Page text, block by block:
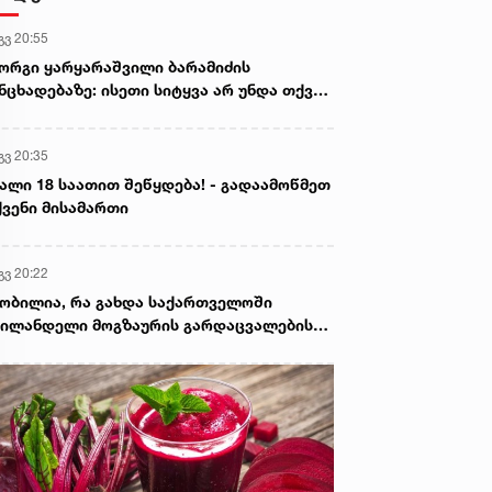
20:55
ყარყარაშვილი ბარამიძის
ისეთი სიტყვა არ უნდა თქვა,
წარმოაჩენს, შენი სიტყვები
და რუსული სააგენტოების მიერ
წაღებული და ყველა ქართველს
20:35
18 საათით შეწყდება! - გადაამოწმეთ
მისამართი
20:22
რა გახდა საქართველოში
მოგზაურის გარდაცვალების